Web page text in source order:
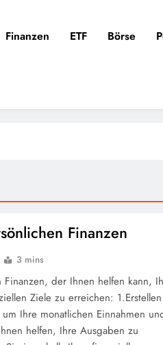
Finanzen ETF Börse
Finanzen
3 mins
der Ihnen helfen kann,
Ziele zu erreichen:
Ihre monatlichen Einnahmen
helfen, Ihre Ausgaben zu